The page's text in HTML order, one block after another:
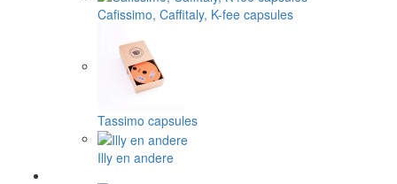
Cafissimo, Caffitaly, K-fee capsules
Tassimo capsules
Illy en andere